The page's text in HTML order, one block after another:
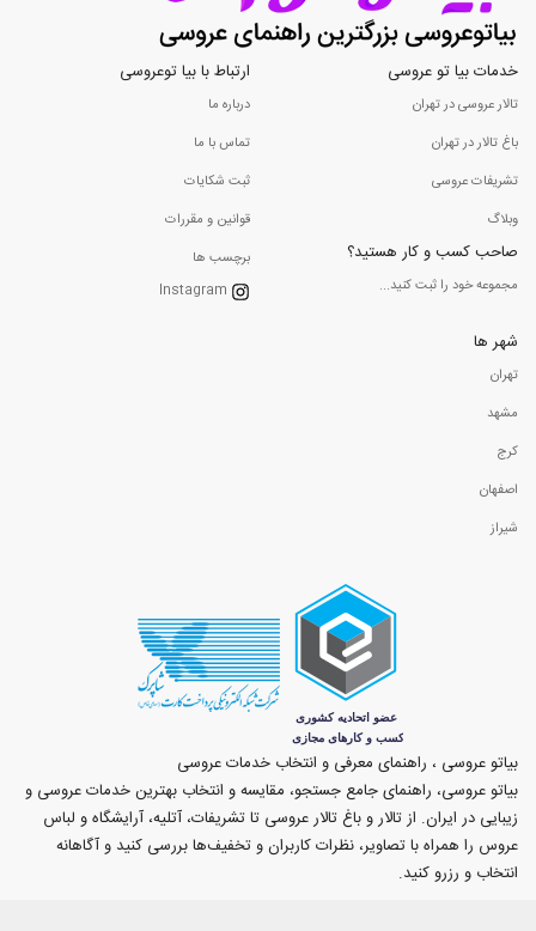
خدمات بیا تو عروسی
تالار عروسی در تهران
باغ تالار در تهران
تشریفات عروسی
وبلاگ
صاحب کسب و کار هستید؟
مجموعه خود را ثبت کنید...
ارتباط با بیا توعروسی
درباره ما
تماس با ما
ثبت شکایات
قوانین و مقررات
برچسب ها
Instagram
شهر ها
تهران
مشهد
کرج
اصفهان
شیراز
بیاتو عروسی ، راهنمای معرفی و انتخاب خدمات عروسی
بیاتو عروسی، راهنمای جامع جستجو، مقایسه و انتخاب بهترین خدمات عروسی و
زیبایی در ایران. از تالار و باغ تالار عروسی تا تشریفات، آتلیه، آرایشگاه و لباس
عروس را همراه با تصاویر، نظرات کاربران و تخفیف‌ها بررسی کنید و آگاهانه
انتخاب و رزرو کنید.